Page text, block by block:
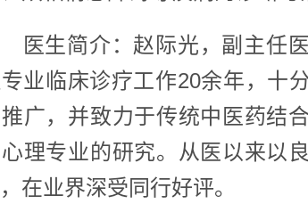
简介：赵际光，副主任医
业临床诊疗工作20余年，十
广，并致力于传统中医药结
理专业的研究。从医以来以
在业界深受同行好评。